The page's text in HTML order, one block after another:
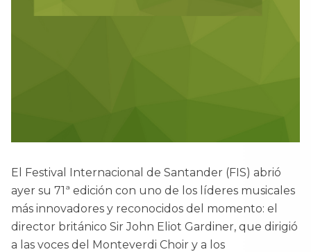
El Festival Internacional de Santander (FIS) abrió
ayer su 71ª edición con uno de los líderes musicales
más innovadores y reconocidos del momento: el
director británico Sir John Eliot Gardiner, que dirigió
a las voces del Monteverdi Choir y a los